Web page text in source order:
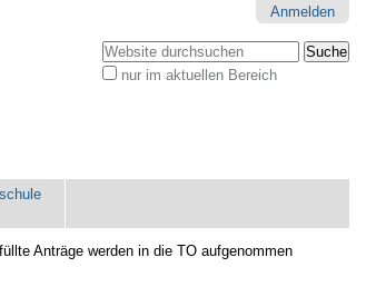
Anmelden
Website durchsuchen
nur im aktuellen Bereich
Anträge werden in die TO aufgenommen